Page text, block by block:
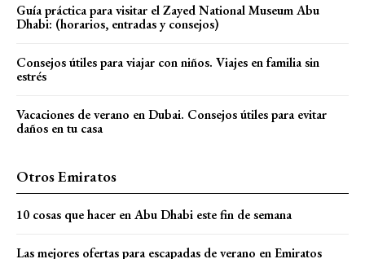
Guía práctica para visitar el Zayed National Museum Abu
Dhabi: (horarios, entradas y consejos)
Consejos útiles para viajar con niños. Viajes en familia sin
estrés
Vacaciones de verano en Dubai. Consejos útiles para evitar
daños en tu casa
Otros Emiratos
10 cosas que hacer en Abu Dhabi este fin de semana
Las mejores ofertas para escapadas de verano en Emiratos